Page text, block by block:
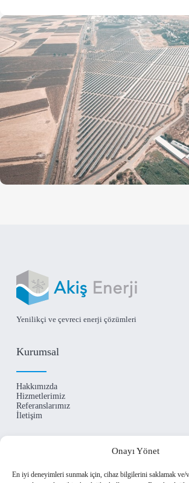
Onayı Yönet
En iyi deneyimleri sunmak için, cihaz bilgilerini saklamak ve/
Yenilikçi ve çevreci enerji çözümleri
Kurumsal
Hakkımızda
Hizmetlerimiz
Referanslarımız
İletişim